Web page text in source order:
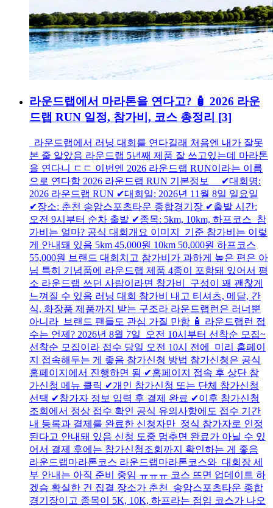
라운드랩에서 마라톤을 연다고? 🧴 2026 라운
드랩 RUN 일정, 참가비, 코스 총정리 [3]
라운드랩에서 러닝 대회를 연다길래 처음엔 내가 잘못
본 줄 알았음 라운드랩 5년째 제품 잘 쓰고있는데 마라톤
을 연다니 ㄷㄷ 이번엔 2026 라운드랩 RUN이라는 이름
으로 연다함 2026 라운드랩 RUN 기본정보 ✔대회명:
2026 라운드랩 RUN ✔대회일: 2026년 11월 8일 일요일
✔장소: 춘천 송암스포츠타운 종합경기장 ✔출발 시간:
오전 9시부터 순차 출발 ✔종목: 5km, 10km, 하프코스 참
가비는 얼마? 공식 대회개요 이미지 기준 참가비는 이렇
게 안내돼 있음 5km 45,000원 10km 50,000원 하프코스
55,000원 브랜드 대회치고 참가비가 과하게 높은 편은 아
님 특히 기념품에 라운드랩 제품 4종이 포함돼 있어서 평
소 라운드랩 쓰던 사람이라면 참가비 구성이 꽤 괜찮게
느껴질 수 있음 러닝 대회 참가비 내고 티셔츠, 메달, 간
식, 화장품 제품까지 받는 구조라 라운드랩런은 러너뿐
아니라 브랜드 팬들도 관심 가질 만함 🧴 라운드랩런 접
수는 언제? 2026년 8월 7일 오전 10시부터 선착순 모집~
선착순 모집이라 접수 당일 오전 10시 전에 미리 홈페이
지 접속해두는 게 좋음 참가신청 방법 참가신청은 공식
홈페이지에서 진행하면 됨 ✔홈페이지 접속 후 상단 참
가신청 메뉴 클릭 ✔개인 참가신청 또는 단체 참가신청
선택 ✔참가자 정보 입력 후 결제 완료 ✔이후 참가신청
조회에서 정상 접수 확인 공식 유의사항에도 접수 기간
내 등록과 결제를 완료한 신청자만 정식 참가자로 인정
된다고 안내돼 있음 신청 도중 멈추면 완료가 아닐 수 있
어서 결제 후에는 참가신청조회까지 확인하는 게 좋음
라운드랩마라톤코스 라운드랩마라톤코스와 대회장 세
부 안내는 아직 준비 중임 ㅠㅠㅠ 코스 뜨면 업데이트 하
겠슴 확실한 건 집결 장소가 춘천 송암스포츠타운 종합
경기장이고 종목이 5K, 10K, 하프라는 점임 코스가 나오